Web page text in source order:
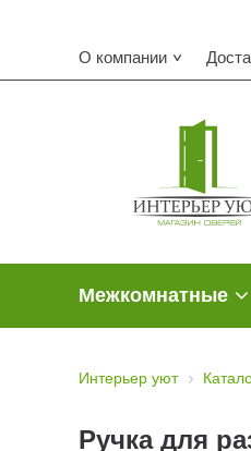
О компании
Межкомнатные
Интерьер уют
Ручка для